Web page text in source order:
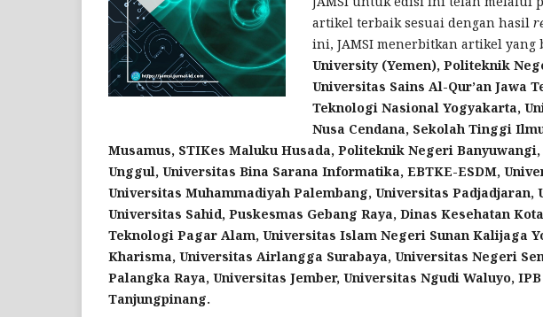
artikel terbaik sesuai dengan hasil
ini, JAMSI menerbitkan artikel
University (Yemen), Politeknik
Universitas Sains Al-Qur’an Jawa
Teknologi Nasional Yogyakarta,
Nusa Cendana, Sekolah Tinggi
Musamus, STIKes Maluku Husada, Politeknik Negeri Banyuwangi,
Unggul, Universitas Bina Sarana Informatika, EBTKE-ESDM,
Universitas Muhammadiyah Palembang, Universitas Padjadjaran,
Universitas Sahid, Puskesmas Gebang Raya, Dinas Kesehatan
Teknologi Pagar Alam, Universitas Islam Negeri Sunan Kalijaga
Kharisma, Universitas Airlangga Surabaya, Universitas Negeri
Palangka Raya, Universitas Jember, Universitas Ngudi Waluyo,
Tanjungpinang.